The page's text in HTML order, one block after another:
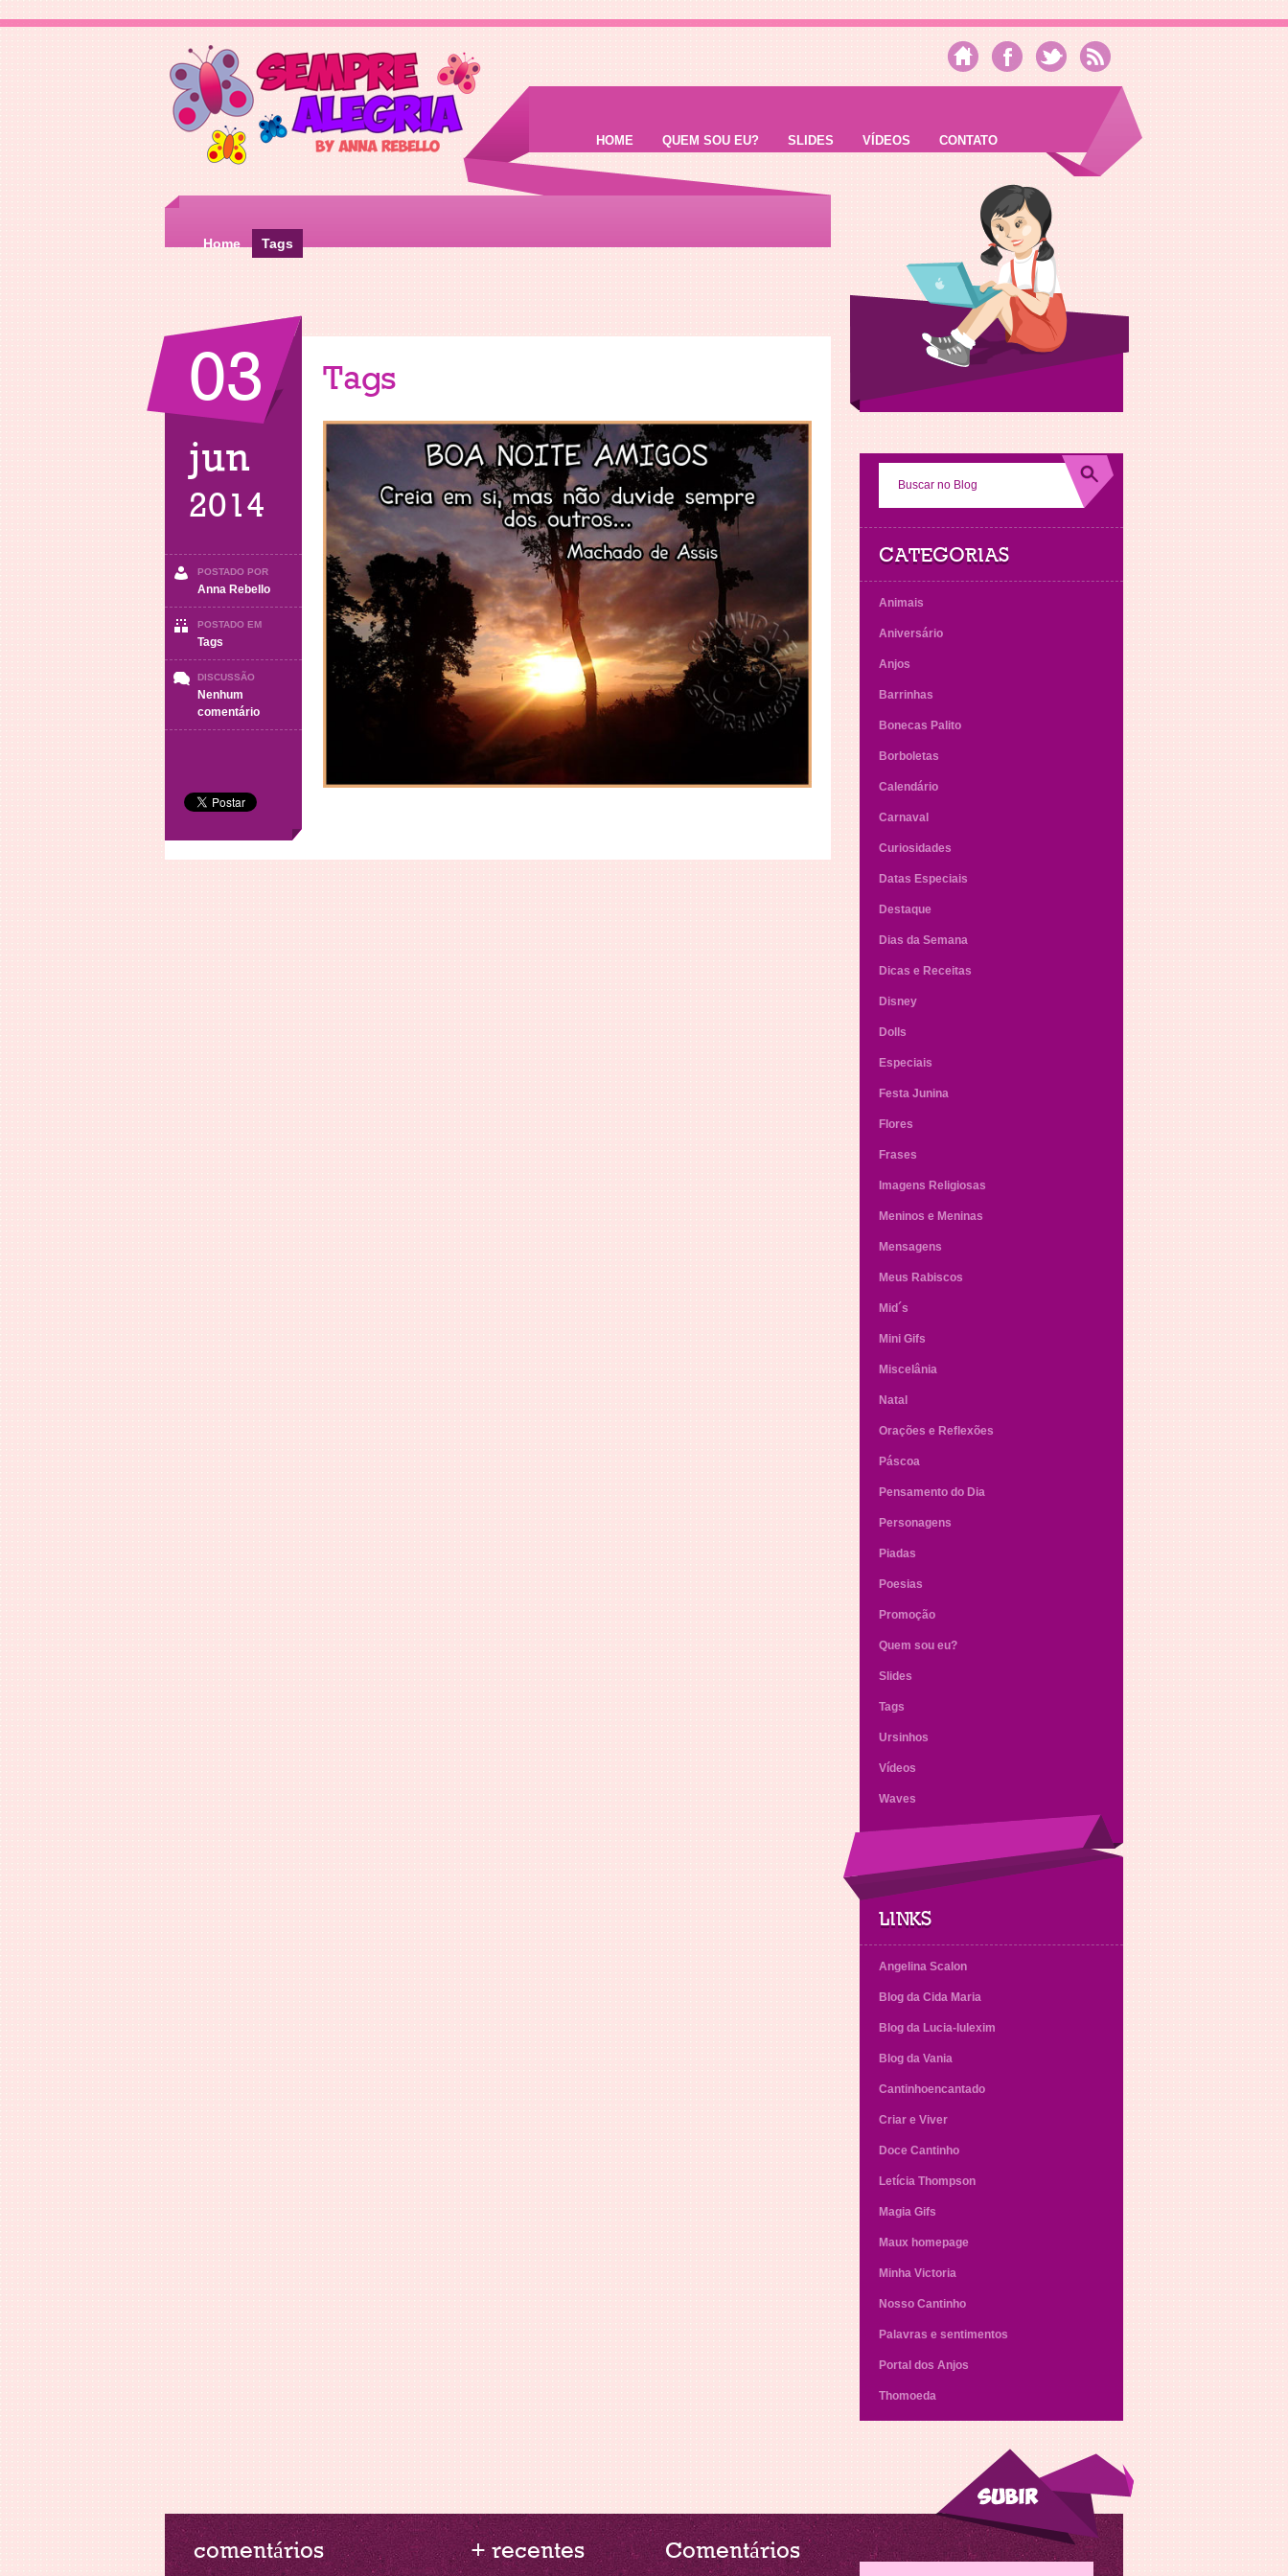
HOME QUEM SOU EU? SLIDES VÍDEOS CONTATO
Home Tags
03
jun
2014
POSTADO POR
Anna Rebello
POSTADO EM
Tags
DISCUSSÃO
Nenhum
comentárioem
Tags
Tags
CATEGORIAS
Animais
Aniversário
Anjos
Barrinhas
Bonecas Palito
Borboletas
Calendário
Carnaval
Curiosidades
Datas Especiais
Destaque
Dias da Semana
Dicas e Receitas
Disney
Dolls
Especiais
Festa Junina
Flores
Frases
Imagens Religiosas
Meninos e Meninas
Mensagens
Meus Rabiscos
Mid´s
Mini Gifs
Miscelânia
Natal
Orações e Reflexões
Páscoa
Pensamento do Dia
Personagens
Piadas
Poesias
Promoção
Quem sou eu?
Slides
Tags
Ursinhos
Vídeos
Waves
LINKS
Angelina Scalon
Blog da Cida Maria
Blog da Lucia-lulexim
Blog da Vania
Cantinhoencantado
Criar e Viver
Doce Cantinho
Letícia Thompson
Magia Gifs
Maux homepage
Minha Victoria
Nosso Cantinho
Palavras e sentimentos
Portal dos Anjos
Thomoeda
comentários + recentes Comentários